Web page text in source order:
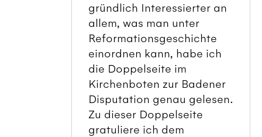
gründlich Interessierter an
allem, was man unter
Reformationsgeschichte
einordnen kann, habe ich
die Doppelseite im
Kirchenboten zur Badener
Disputation genau gelesen.
Zu dieser Doppelseite
gratuliere ich dem